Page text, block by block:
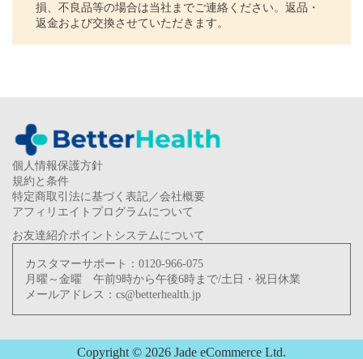
損、不良品等の場合は当社までご連絡ください。返品・
返金および交換させていただきます。
個人情報保護方針
規約と条件
特定商取引法に基づく表記／会社概要
アフィリエイトプログラムについて
お友達紹介ポイントシステムについて
カスタマーサポート： 0120-966-075
月曜～金曜 午前9時から午後6時まで/土日・祝日休業
メールアドレス： cs@betterhealth.jp
Copyright © 2026 Jade eCommerce Ltd.